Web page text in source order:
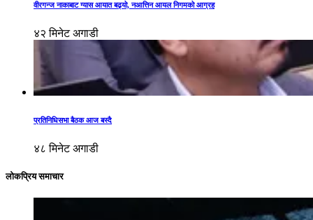
वीरगन्ज नाकाबाट ग्यास आयात बढ्यो, नआत्तिन आयल निगमको आग्रह
४२ मिनेट अगाडी
प्रतिनिधिसभा बैठक आज बस्दै
४८ मिनेट अगाडी
लोकप्रिय समाचार